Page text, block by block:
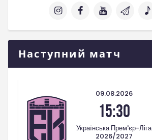
Наступний матч
09.08.2026
15:30
Українська Прем'єр-Ліга
2026/2027